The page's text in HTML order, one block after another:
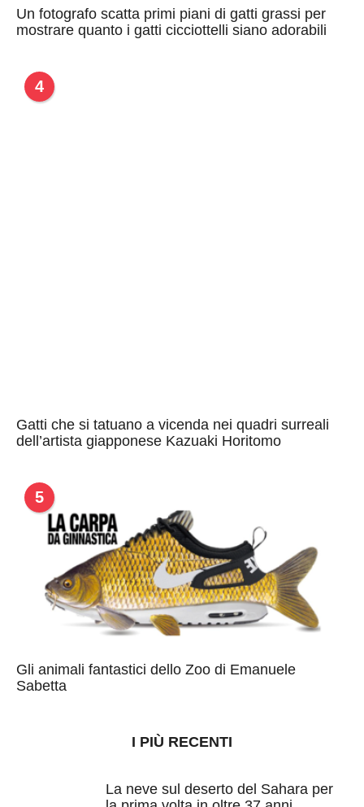
Un fotografo scatta primi piani di gatti grassi per
mostrare quanto i gatti cicciottelli siano adorabili
4
Gatti che si tatuano a vicenda nei quadri surreali
dell’artista giapponese Kazuaki Horitomo
5
Gli animali fantastici dello Zoo di Emanuele
Sabetta
I PIÙ RECENTI
La neve sul deserto del Sahara per